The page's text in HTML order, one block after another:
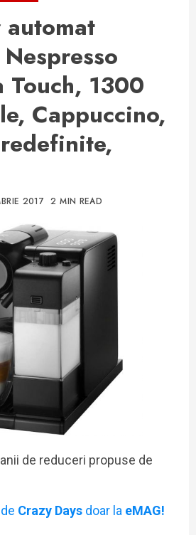
automat
Touch, 1300
Cappuccino,
2017 2 MIN READ
de reduceri propuse de
Crazy Days doar la eMAG!